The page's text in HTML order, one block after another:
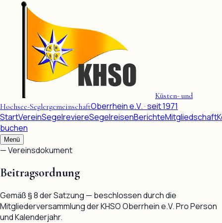
Küsten- und
Hochsee-SeglergemeinschaftOberrhein e.V. · seit 1971
StartVereinSegelreviereSegelreisenBerichteMitgliedschaft
buchen
Menü
— Vereinsdokument
Beitragsordnung
Gemäß § 8 der Satzung — beschlossen durch die
Mitgliederversammlung der KHSO Oberrhein e.V. Pro Person
und Kalenderjahr.